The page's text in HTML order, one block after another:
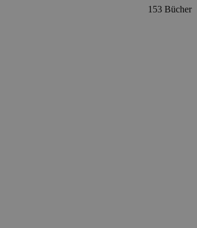
153 Bücher